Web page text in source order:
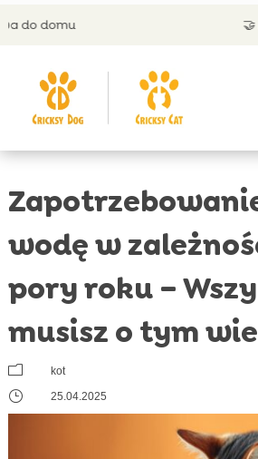
🤝 Możesz
wodę w
pory roku –
musisz o tym
m kot
} 25.04.2025